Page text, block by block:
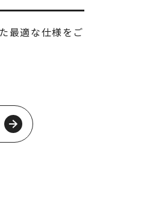
最適な仕様をご